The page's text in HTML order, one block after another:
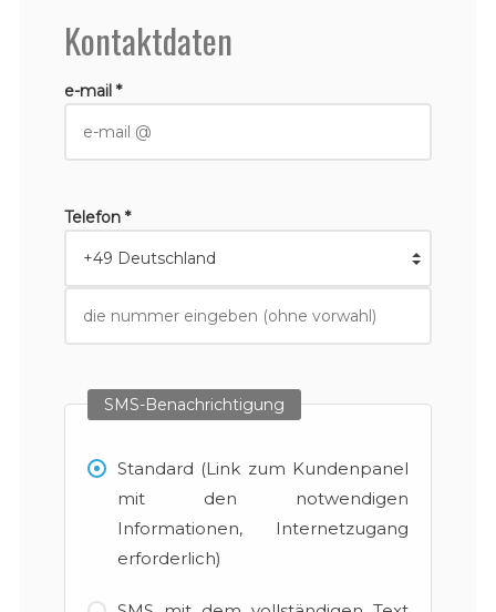
Kontaktdaten
e-mail *
Telefon *
SMS-Benachrichtigung
Standard (Link zum Kundenpanel
mit den notwendigen
Informationen, Internetzugang
erforderlich)